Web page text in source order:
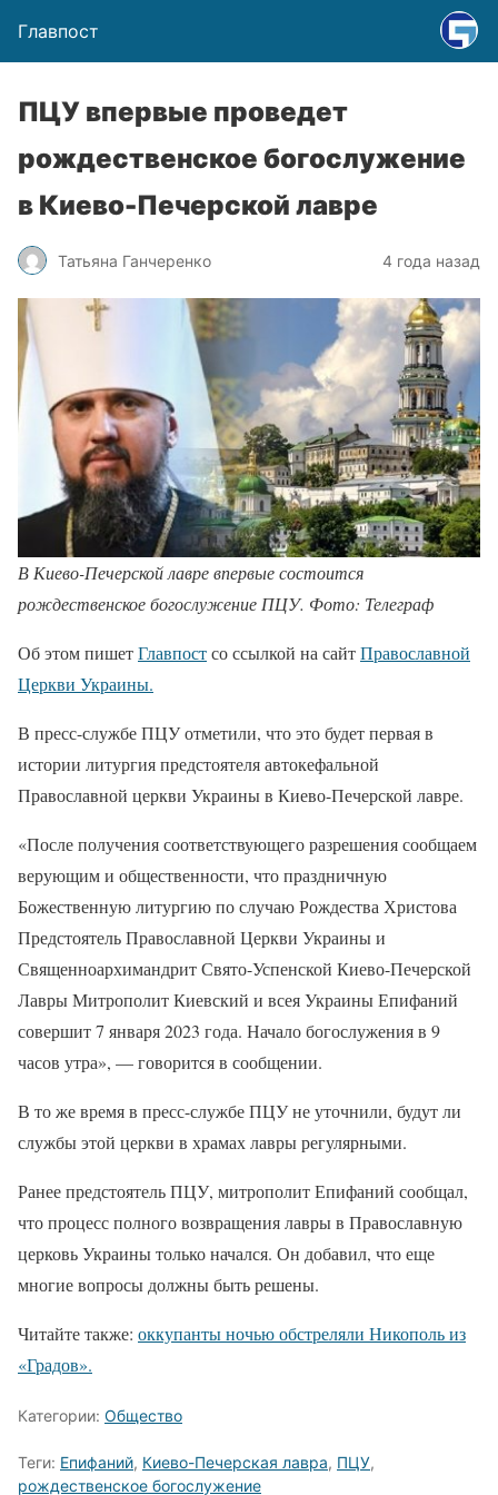
Главпост
ПЦУ впервые проведет
рождественское богослужение
в Киево-Печерской лавре
Татьяна Ганчеренко 4 года назад
В Киево-Печерской лавре впервые состоится
рождественское богослужение ПЦУ. Фото: Телеграф
Об этом пишетГлавпостсо ссылкой на сайтПравославной
Церкви Украины.
В пресс-службе ПЦУ отметили, что это будет первая в
истории литургия предстоятеля автокефальной
Православной церкви Украины в Киево-Печерской лавре.
«После получения соответствующего разрешения сообщаем
верующим и общественности, что праздничную
Божественную литургию по случаю Рождества Христова
Предстоятель Православной Церкви Украины и
Священноархимандрит Свято-Успенской Киево-Печерской
Лавры Митрополит Киевский и всея Украины Епифаний
совершит 7 января 2023 года. Начало богослужения в 9
часов утра», — говорится в сообщении.
В то же время в пресс-службе ПЦУ не уточнили, будут ли
службы этой церкви в храмах лавры регулярными.
Ранее предстоятель ПЦУ, митрополит Епифаний сообщал,
что процесс полного возвращения лавры в Православную
церковь Украины только начался. Он добавил, что еще
многие вопросы должны быть решены.
Читайте также: оккупанты ночью обстреляли Никополь из
«Градов».
Категории: Общество
Теги: Епифаний, Киево-Печерская лавра, ПЦУ,
рождественское богослужение